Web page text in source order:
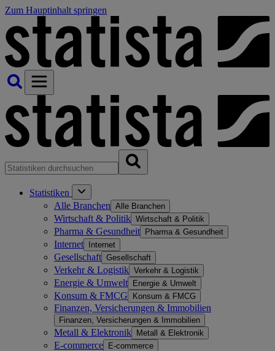
Zum Hauptinhalt springen
Statistiken
Alle Branchen Alle Branchen
Wirtschaft & Politik Wirtschaft & Politik
Pharma & Gesundheit Pharma & Gesundheit
Internet Internet
Gesellschaft Gesellschaft
Verkehr & Logistik Verkehr & Logistik
Energie & Umwelt Energie & Umwelt
Konsum & FMCG Konsum & FMCG
Finanzen, Versicherungen & Immobilien
Finanzen, Versicherungen & Immobilien
Metall & Elektronik Metall & Elektronik
E-commerce E-commerce